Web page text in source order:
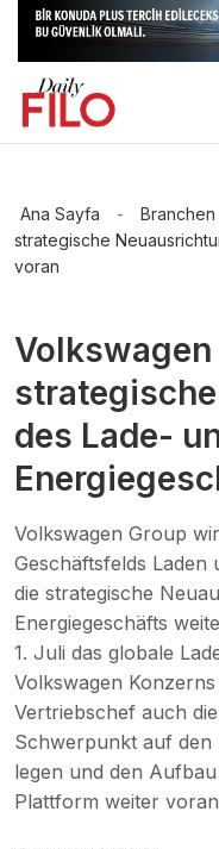
Ana Sayfa - Branchen
strategische
voran
des Lade-
Volkswagen Group
Geschäftsfelds Laden
die strategische
Energiegeschäfts
1. Juli das globale
Volkswagen
Vertriebschef auch
Schwerpunkt auf den
legen und den
Plattform weiter